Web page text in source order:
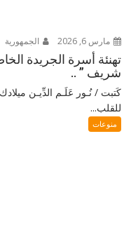
مارس 6, 2026 الجمهورية
تهنئة أسرة الجريدة
شريف ” ..
كَتبت / نُـور عَلَـم الدِّيـن
للقلب...
منوعات